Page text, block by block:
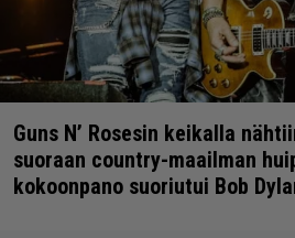
Guns N’ Rosesin keikalla
suoraan country-maailman
kokoonpano suoriutui Bob